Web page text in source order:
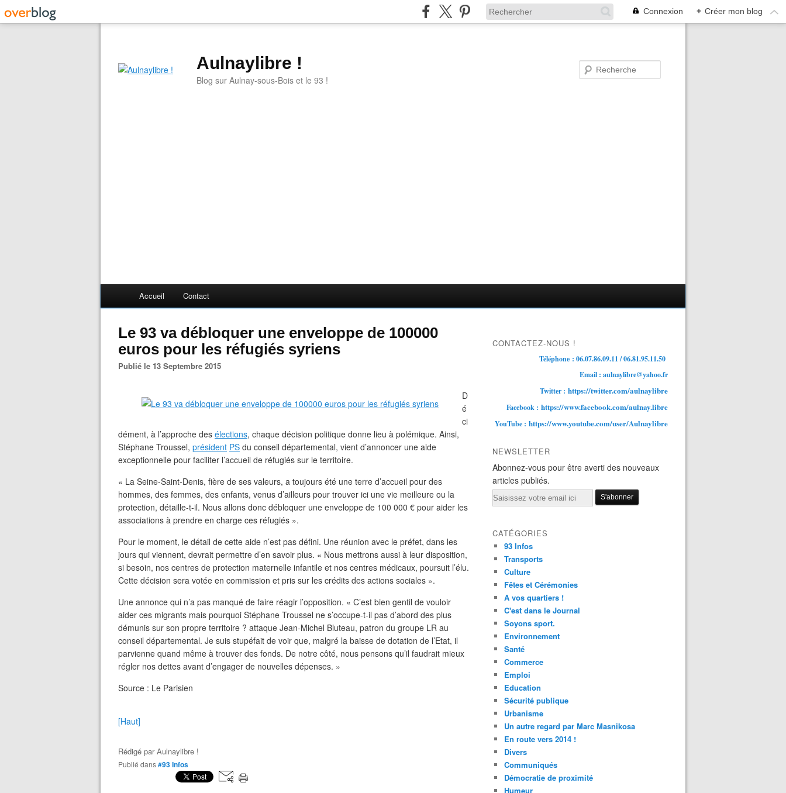
Connexion + Créer mon blog
Aulnaylibre !
Blog sur Aulnay-sous-Bois et le 93 !
Accueil Contact
Le 93 va débloquer une enveloppe de 100000
euros pour les réfugiés syriens
Publié le 13 Septembre 2015
D
é
ci
dément, à l’approche des élections, chaque décision politique donne lieu à polémique. Ainsi,
Stéphane Troussel, président PS du conseil départemental, vient d’annoncer une aide
exceptionnelle pour faciliter l’accueil de réfugiés sur le territoire.
« La Seine-Saint-Denis, fière de ses valeurs, a toujours été une terre d’accueil pour des
hommes, des femmes, des enfants, venus d’ailleurs pour trouver ici une vie meilleure ou la
protection, détaille-t-il. Nous allons donc débloquer une enveloppe de 100 000 € pour aider les
associations à prendre en charge ces réfugiés ».
Pour le moment, le détail de cette aide n’est pas défini. Une réunion avec le préfet, dans les
jours qui viennent, devrait permettre d’en savoir plus. « Nous mettrons aussi à leur disposition,
si besoin, nos centres de protection maternelle infantile et nos centres médicaux, poursuit l’élu.
Cette décision sera votée en commission et pris sur les crédits des actions sociales ».
Une annonce qui n’a pas manqué de faire réagir l’opposition. « C’est bien gentil de vouloir
aider ces migrants mais pourquoi Stéphane Troussel ne s’occupe-t-il pas d’abord des plus
démunis sur son propre territoire ? attaque Jean-Michel Bluteau, patron du groupe LR au
conseil départemental. Je suis stupéfait de voir que, malgré la baisse de dotation de l’Etat, il
parvienne quand même à trouver des fonds. De notre côté, nous pensons qu’il faudrait mieux
régler nos dettes avant d’engager de nouvelles dépenses. »
Source : Le Parisien
[Haut]
Rédigé parAulnaylibre !
Publié dans#93 Infos
CONTACTEZ-NOUS !
Téléphone : 06.07.86.09.11 / 06.81.95.11.50
Email : aulnaylibre@yahoo.fr
Twitter : https://twitter.com/aulnaylibre
Facebook : https://www.facebook.com/aulnay.libre
YouTube : https://www.youtube.com/user/Aulnaylibre
NEWSLETTER
Abonnez-vous pour être averti des nouveaux
articles publiés.
Email
CATÉGORIES
93 Infos
Transports
Culture
Fêtes et Cérémonies
A vos quartiers !
C'est dans le Journal
Soyons sport.
Environnement
Santé
Commerce
Emploi
Education
Sécurité publique
Urbanisme
Un autre regard par Marc Masnikosa
En route vers 2014 !
Divers
Communiqués
Démocratie de proximité
Humeur